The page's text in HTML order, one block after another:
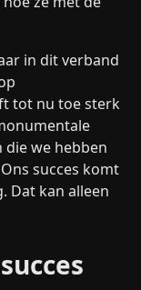
in dit verband
tot nu toe sterk
die we hebben
succes komt
Dat kan alleen